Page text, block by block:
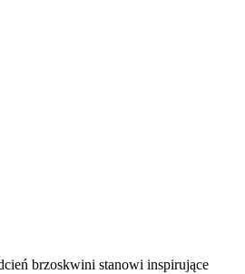
brzoskwini stanowi inspirujące